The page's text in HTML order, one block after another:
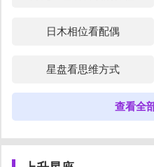
日木相位看配偶
星盘看思维方式
占星未来对象脾气外貌
占星看另一半财富
查看全